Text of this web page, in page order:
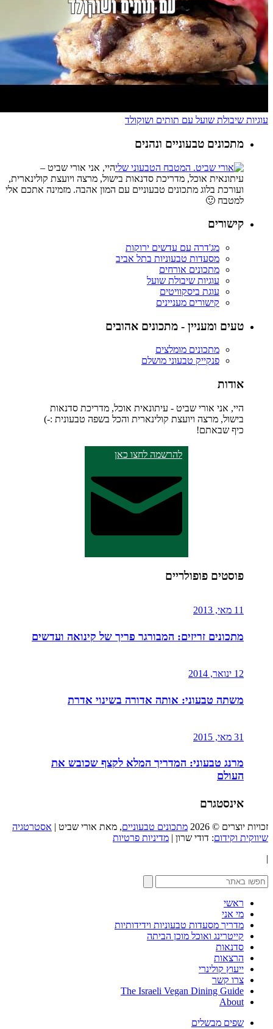
עוגיות שיבולת שועל עם תותים ושוקולד
מתכונים טבעוניים ונהנים
היי, אני אורי שביט –
עיתונאית אוכל, מדריכת סדנאות בישול, מרצה ויועצת קולינארית,
ועורכת בלוג מתכונים טבעוניים עם המון אהבה. מזמינה אתכם אלי
למטבח 🙂
קישורים
מג'דרה עם עדשים ירוקות
מסעדות טבעוניות בתל אביב
מתכונים אורחים
עוגיות שיבולת שועל
עוגת ביסקוויטים
קישורים מעניינים
טעים ומעניין - מתכונים אהובים
מתכונים מומלצים
פנקייק טבעוני מושלם
אודות
היי, אני אורי שביט - עיתונאית אוכל, מדריכת סדנאות
בישול, מרצה ויועצת קולינארית והכל בשפה טבעונית :-)
כיף שבאתם!
להרשמה לחצו כאן
פוסטים פופולריים
11 מאי, 2013
מתכונים זריזים: המבורגר פריך של קינואה ועדשים
12 ינואר, 2014
משתה טבעוני: אותה אדורה בשינוי אדרת
31 מאי, 2015
מרנג טבעוני: המדריך המלא לקצף שכובש את
העולם
אינסטגרם
זכויות יוצרים © 2026 מתכונים טבעוניים, מאת אורי שביט | אסטרטגיה
שיווקית וקידום: דודי שרון | מדיניות פרטיות
|
ראשי
מי אני
מדריך מסעדות טבעוניות וידידותיות
קייטרינג ואוכל מוכן הביתה
סדנאות
הרצאות
ייעוץ קולינרי
צרו קשר
The Israeli Vegan Dining Guide
About
שפים מבשלים